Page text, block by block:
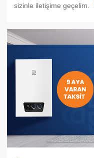
sizinle iletişime geçelim.